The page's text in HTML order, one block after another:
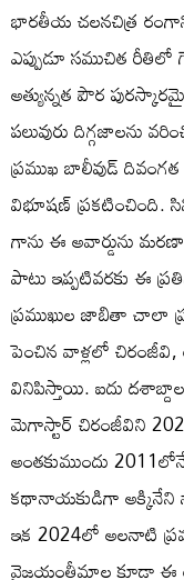
భారతీయ చలనచిత్ర
ఎప్పుడూ సముచిత రీతిలో
అత్యున్నత పౌర
పలువురు దిగ్గజాలను
ప్రముఖ బాలీవుడ్ దివంగత
విభూషణ్
గాను ఈ అవార్డును
పాటు ఇప్పటివరకు ఈ
ప్రముఖుల జాబితా చాలా
పెంచిన వాళ్లలో చిరంజీవి,
వినిపిస్తాయి. ఐదు దశాబ్దాల
మెగాస్టార్ చిరంజీవిని
అంతకుముందు
కథానాయకుడిగా అక్కినేని
ఇక 2024లో అలనాటి
వైజయంతీమాల కూడా ఈ